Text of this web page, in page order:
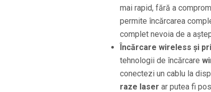
mai rapid, fără a
permite încărcarea
complet nevoia de a
Încărcare wireless și
tehnologii de încărcare
conectezi un cablu la
raze laser ar putea fi